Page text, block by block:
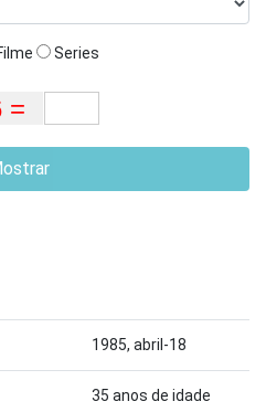
Series
1985, abril-18
35 anos de idade